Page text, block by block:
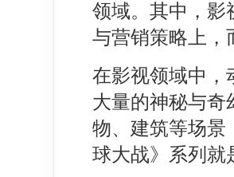
领域。其中，影
与营销策略上，
在影视领域中，
大量的神秘与奇
物、建筑等场景
球大战》系列就